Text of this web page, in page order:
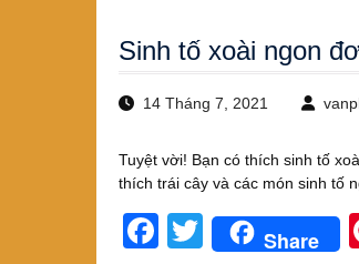
Sinh tố xoài ngon
14 Tháng 7, 2021
Tuyệt vời! Bạn có thích sinh tố
thích trái cây và các món sinh tố
F
T
Share